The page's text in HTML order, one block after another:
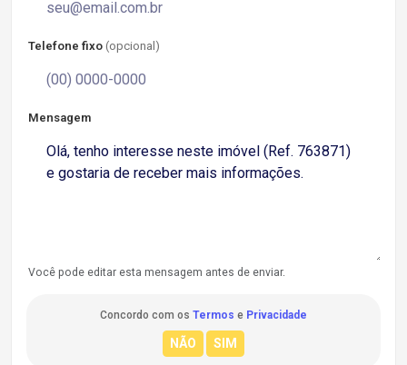
Telefone fixo (opcional)
Mensagem
Você pode editar esta mensagem antes de enviar.
Concordo com os Termos e Privacidade